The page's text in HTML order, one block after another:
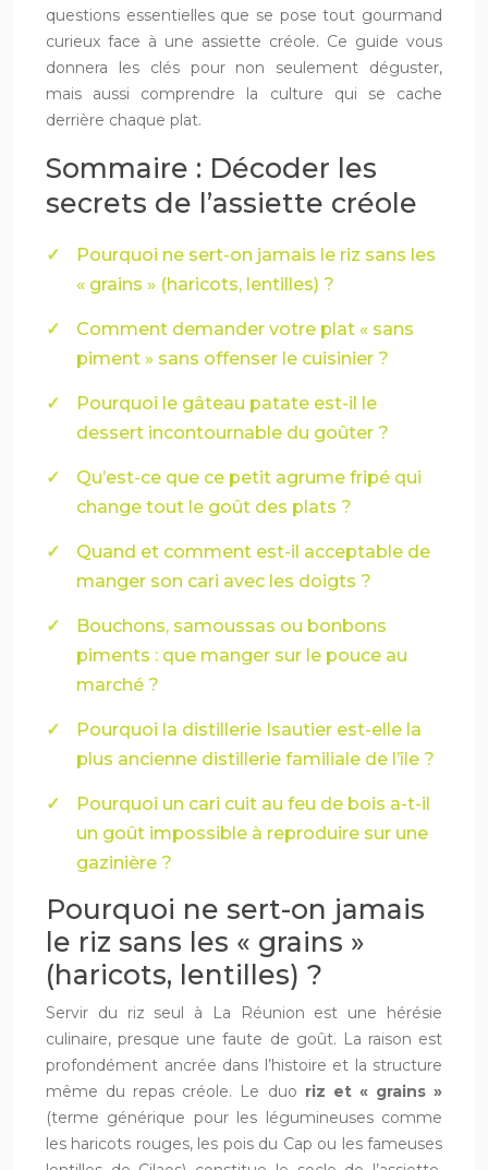
questions essentielles que se pose tout gourmand
curieux face à une assiette créole. Ce guide vous
donnera les clés pour non seulement déguster,
mais aussi comprendre la culture qui se cache
derrière chaque plat.
Sommaire : Décoder les
secrets de l’assiette créole
Pourquoi ne sert-on jamais le riz sans les
« grains » (haricots, lentilles) ?
Comment demander votre plat « sans
piment » sans offenser le cuisinier ?
Pourquoi le gâteau patate est-il le
dessert incontournable du goûter ?
Qu’est-ce que ce petit agrume fripé qui
change tout le goût des plats ?
Quand et comment est-il acceptable de
manger son cari avec les doigts ?
Bouchons, samoussas ou bonbons
piments : que manger sur le pouce au
marché ?
Pourquoi la distillerie Isautier est-elle la
plus ancienne distillerie familiale de l’île ?
Pourquoi un cari cuit au feu de bois a-t-il
un goût impossible à reproduire sur une
gazinière ?
Pourquoi ne sert-on jamais
le riz sans les « grains »
(haricots, lentilles) ?
Servir du riz seul à La Réunion est une hérésie
culinaire, presque une faute de goût. La raison est
profondément ancrée dans l’histoire et la structure
même du repas créole. Le duo riz et « grains »
(terme générique pour les légumineuses comme
les haricots rouges, les pois du Cap ou les fameuses